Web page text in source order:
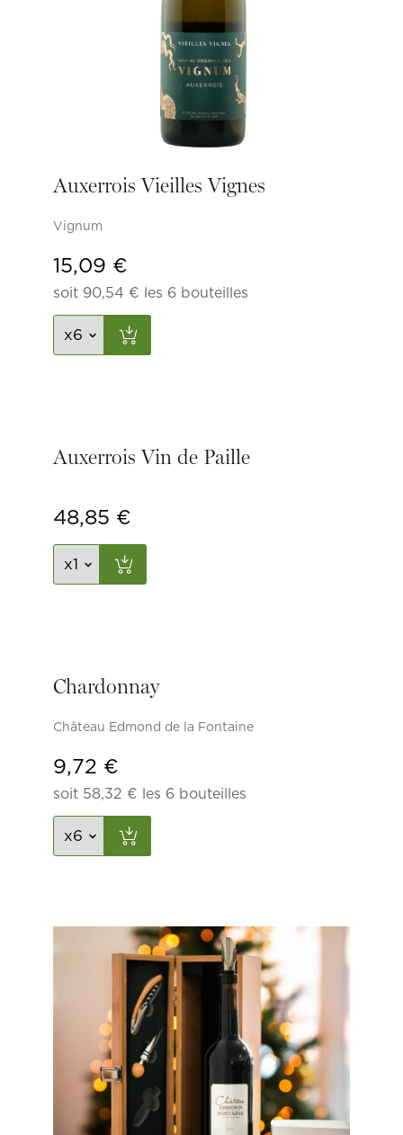
Auxerrois Vieilles Vignes
Vignum
15,09 €
soit 90,54 € les 6 bouteilles
Auxerrois Vin de Paille
48,85 €
Chardonnay
Château Edmond de la Fontaine
9,72 €
soit 58,32 € les 6 bouteilles